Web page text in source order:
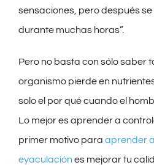
sensaciones, pero después
durante muchas horas”.
Pero no basta con sólo saber
organismo pierde en
solo el por qué cuando el
Lo mejor es aprender a
primer motivo para aprender
eyaculación es mejorar tu